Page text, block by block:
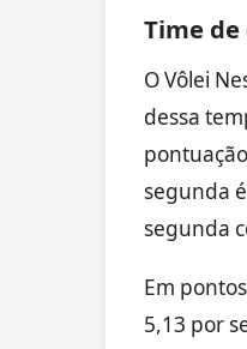
Time
O Vôlei
dessa
segunda
segunda
Em
5,13 por